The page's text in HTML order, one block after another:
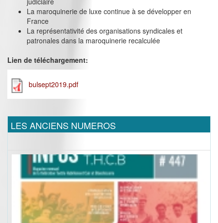
La maroquinerie de luxe continue à se développer en
France
La représentativité des organisations syndicales et
patronales dans la maroquinerie recalculée
Lien de téléchargement:
bulsept2019.pdf
LES ANCIENS NUMEROS